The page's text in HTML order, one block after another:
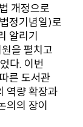
개정으로
정기념일)로
알리기
을 펼치고
다. 이번
른 도서관
역량 확장과
의의 장이